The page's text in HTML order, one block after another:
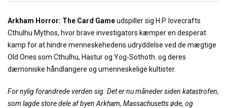
Arkham Horror: The Card Gameudspiller sig H.P. lovecrafts
Cthulhu Mythos, hvor brave investigators kæmper en desperat
kamp for at hindre menneskehedens udryddelse ved de mægtige
Old Ones som Cthulhu, Hastur og Yog-Sothoth. og deres
dæmoniske håndlangere og umenneskelige kultister.
For nylig forandrede verden sig. Det er nu måneder siden katastrofen,
som lagde store dele af byen Arkham, Massachusetts øde, og